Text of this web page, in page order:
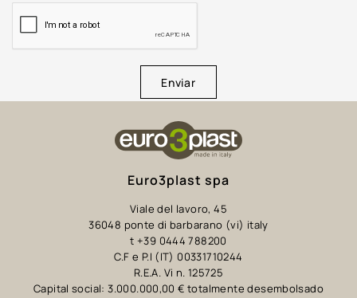
Enviar
Euro3plast spa
Viale del lavoro, 45
36048 ponte di barbarano (vi) italy
t +39 0444 788200
C.F e P.I (IT) 00331710244
R.E.A. Vi n. 125725
Capital social: 3.000.000,00 € totalmente desembolsado